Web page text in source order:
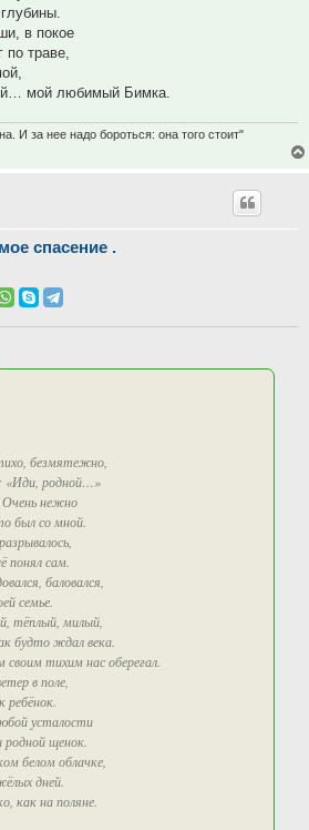
в покое
траве,
мой любимый Бимка.
И за нее надо бороться: она того стоит"
спасение .
безмятежно,
«Иди, родной…»
Очень нежно
был со мной.
понял сам.
баловался,
семье.
тёплый, милый,
будто ждал века.
тихим нас оберегал.
в поле,
ребёнок.
усталости
щенок.
белом облачке,
дней.
как на поляне.